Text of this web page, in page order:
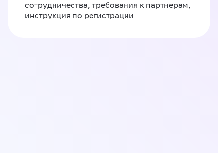
сотрудничества, требования к партнерам,
инструкция по регистрации